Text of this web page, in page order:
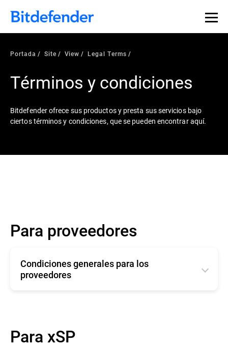
Portada Site View Legal Terms
Términos y condiciones
Bitdefender ofrece sus productos y presta sus servicios bajo
ciertos términos y condiciones, que se pueden encontrar aquí.
Para proveedores
Condiciones generales para los
proveedores
Deutsche
Para xSP